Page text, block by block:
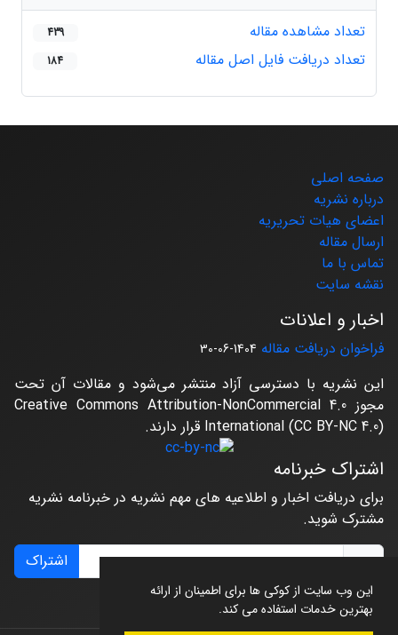
این وب سایت از کوکی ها برای اطمینان از ارائه
بهترین خدمات استفاده می کند.
تعداد مشاهده مقاله
439
تعداد دریافت فایل اصل مقاله 184
صفحه اصلی
درباره نشریه
اعضای هیات تحریریه
ارسال مقاله
تماس با ما
نقشه سایت
اخبار و اعلانات
فراخوان دریافت مقاله 1404-06-30
این نشریه با دسترسی آزاد منتشر می‌شود و مقالات آن تحت
مجوز Creative Commons Attribution-NonCommercial 4.0
International (CC BY-NC 4.0) قرار دارند.
اشتراک خبرنامه
برای دریافت اخبار و اطلاعیه های مهم نشریه در خبرنامه نشریه
مشترک شوید.
اشتراک